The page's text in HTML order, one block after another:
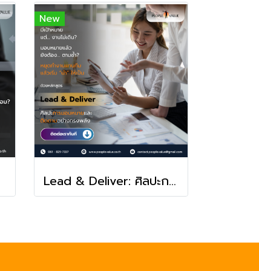
New
Lead & Deliver: ศิลปะการมอบหมายและติดตามอย่างทรงพลัง